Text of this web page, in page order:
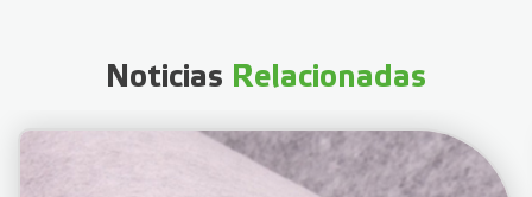
Noticias Relacionadas